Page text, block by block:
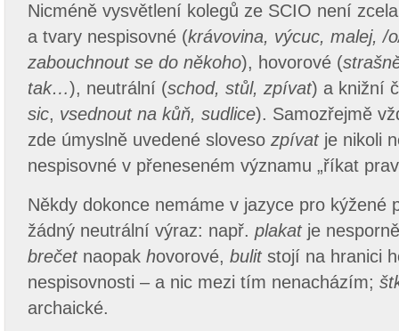
Nicméně vysvětlení kolegů ze SCIO není
a tvary nespisovné (krávovina, výcuc, malej, /
zabouchnout se do někoho), hovorové (
tak…), neutrální (schod, stůl, zpívat) a knižní
sic, vsednout na kůň, sudlice). Samozřejmě
zde úmyslně uvedené sloveso zpívat je nikoli
nespisovné v přeneseném významu „říkat
Někdy dokonce nemáme v jazyce pro kýžené
žádný neutrální výraz: např. plakat je
brečet naopak hovorové, bulit stojí na hranici
nespisovnosti – a nic mezi tím nenacházím;
archaické.